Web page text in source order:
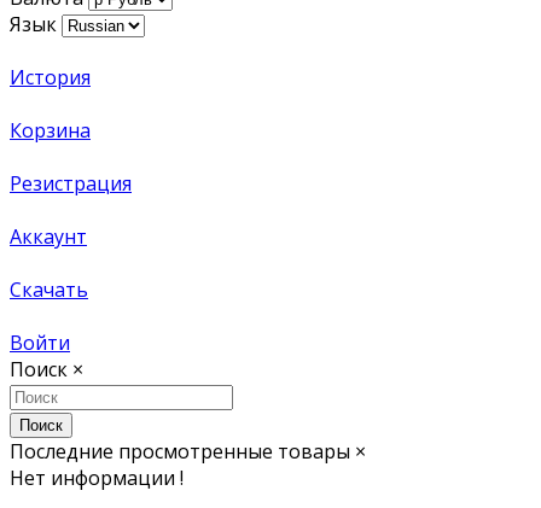
Язык
История
Корзина
Резистрация
Аккаунт
Скачать
Войти
Поиск ×
Поиск
Последние просмотренные товары ×
Нет информации !